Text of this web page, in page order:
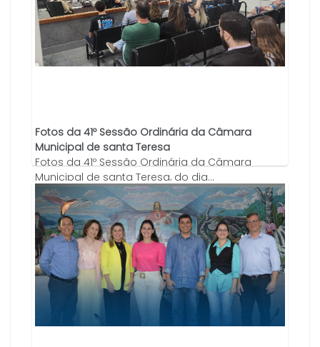
Fotos da 41º Sessão Ordinária da Câmara
Municipal de santa Teresa
Fotos da 41º Sessão Ordinária da Câmara
Municipal de santa Teresa, do dia...
26/11/2024